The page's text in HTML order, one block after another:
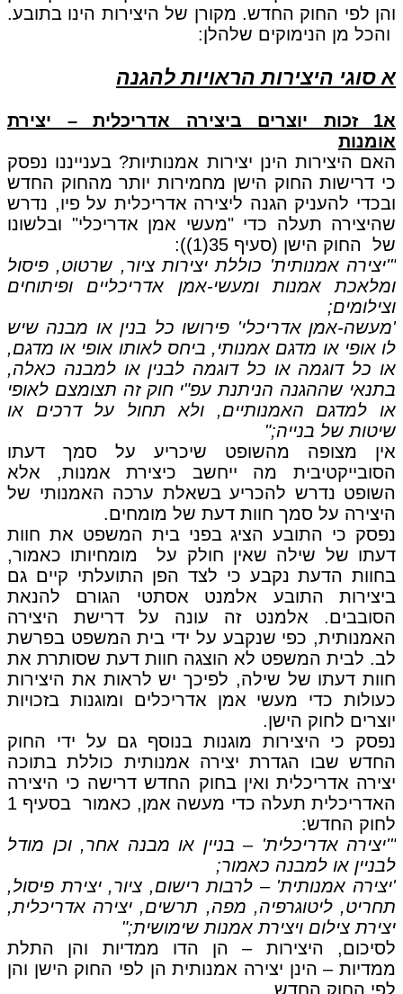
והן לפי החוק החדש. מקורן של היצירות הינו בתובע.
והכל מן הנימוקים שלהלן:
א סוגי היצירות הראויות להגנה
א1 זכות יוצרים ביצירה אדריכלית – יצירת
אומנות
האם היצירות הינן יצירות אמנותיות? בענייננו נפסק
כי דרישות החוק הישן מחמירות יותר מהחוק החדש
ובכדי להעניק הגנה ליצירה אדריכלית על פיו, נדרש
שהיצירה תעלה כדי "מעשי אמן אדריכלי" ובלשונו
של החוק הישן (סעיף 35(1)):
"'יצירה אמנותית' כוללת יצירות ציור, שרטוט, פיסול
ומלאכת אמנות ומעשי-אמן אדריכליים ופיתוחים
וצילומים;
'מעשה-אמן אדריכלי' פירושו כל בנין או מבנה שיש
לו אופי או מדגם אמנותי, ביחס לאותו אופי או מדגם,
או כל דוגמה או כל דוגמה לבנין או למבנה כאלה,
בתנאי שההגנה הניתנת עפ"י חוק זה תצומצם לאופי
או למדגם האמנותיים, ולא תחול על דרכים או
שיטות של בנייה;"
אין מצופה מהשופט שיכריע על סמך דעתו
הסובייקטיבית מה ייחשב כיצירת אמנות, אלא
השופט נדרש להכריע בשאלת ערכה האמנותי של
היצירה על סמך חוות דעת של מומחים.
נפסק כי התובע הציג בפני בית המשפט את חוות
דעתו של שילה שאין חולק על מומחיותו כאמור,
בחוות הדעת נקבע כי לצד הפן התועלתי קיים גם
ביצירות התובע אלמנט אסתטי הגורם להנאת
הסובבים. אלמנט זה עונה על דרישת היצירה
האמנותית, כפי שנקבע על ידי בית המשפט בפרשת
לב. לבית המשפט לא הוצגה חוות דעת שסותרת את
חוות דעתו של שילה, לפיכך יש לראות את היצירות
כעולות כדי מעשי אמן אדריכלים ומוגנות בזכויות
יוצרים לחוק הישן.
נפסק כי היצירות מוגנות בנוסף גם על ידי החוק
החדש שבו הגדרת יצירה אמנותית כוללת בתוכה
יצירה אדריכלית ואין בחוק החדש דרישה כי היצירה
האדריכלית תעלה כדי מעשה אמן, כאמור בסעיף 1
לחוק החדש:
"'יצירה אדריכלית' – בניין או מבנה אחר, וכן מודל
לבניין או למבנה כאמור;
'יצירה אמנותית' – לרבות רישום, ציור, יצירת פיסול,
תחריט, ליטוגרפיה, מפה, תרשים, יצירה אדריכלית,
יצירת צילום ויצירת אמנות שימושית;"
לסיכום, היצירות – הן הדו ממדיות והן התלת
ממדיות – הינן יצירה אמנותית הן לפי החוק הישן והן
לפי החוק החדש.